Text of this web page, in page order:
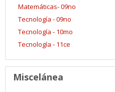
Matemáticas- 09no
Tecnología - 09no
Tecnología - 10mo
Tecnología - 11ce
Miscelánea